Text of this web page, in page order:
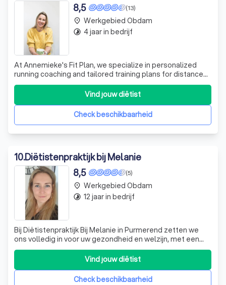
(13)
8,5
At Annemieke's Fit Plan, we specialize in personalized
running coaching and tailored training plans for distances
ranging from 5km to a full marathon. Our approach is
holistic, integrating one-on-one running sessions with
comprehensive online schedules to suit every runner’s
unique needs. Whether yoCheck beschikbaarheid
Vind jouw diëtist
place Werkgebied Obdam
timelapse 4 jaar in bedrijf
10.Diëtistenpraktijk bij Melanie
(5)
8,5
Bij Diëtistenpraktijk Bij Melanie in Purmerend zetten we
ons volledig in voor uw gezondheid en welzijn, met een
bijzondere focus op voedingsadvies voor zowel
volwassenen als kinderen. Melanie Klinkhamer, onze
ervaren diëtist en specialist in kindervoeding, biedt
persoonlijke en deskundige begeleidin
Check beschikbaarheid
Vind jouw diëtist
place Werkgebied Obdam
timelapse 12 jaar in bedrijf